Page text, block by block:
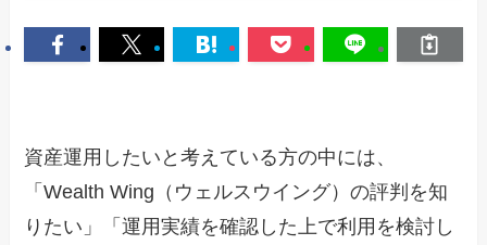
資産運用したいと考えている方の中には、
「Wealth Wing（ウェルスウイング）の評判を知
りたい」「運用実績を確認した上で利用を検討し